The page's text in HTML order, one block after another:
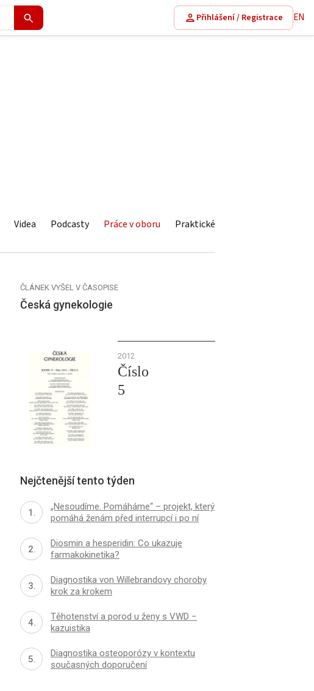
Přihlášení / Registrace EN
Videa Podcasty Práce v oboru Praktické
ČLÁNEK VYŠEL V ČASOPISE
Česká gynekologie
2012
Číslo
5
Nejčtenější tento týden
„Nesoudíme. Pomáháme“ – projekt, který
pomáhá ženám před interrupcí i po ní
Diosmin a hesperidin: Co ukazuje
farmakokinetika?
Diagnostika von Willebrandovy choroby
krok za krokem
Těhotenství a porod u ženy s VWD −
kazuistika
Diagnostika osteoporózy v kontextu
současných doporučení